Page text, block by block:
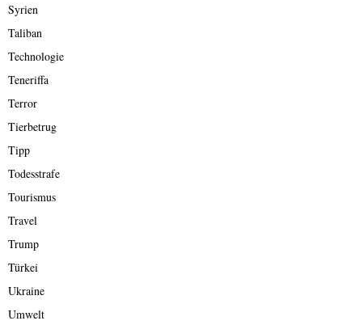
Syrien
Taliban
Technologie
Teneriffa
Terror
Tierbetrug
Tipp
Todesstrafe
Tourismus
Travel
Trump
Türkei
Ukraine
Umwelt